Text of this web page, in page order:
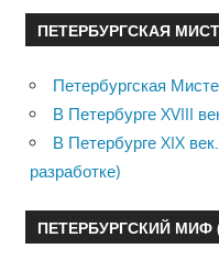
ПЕТЕРБУРГСКАЯ
Петербургская
В Петербурге XVIII
В Петербурге XIX
разработке)
ПЕТЕРБУРГСКИЙ МИФ